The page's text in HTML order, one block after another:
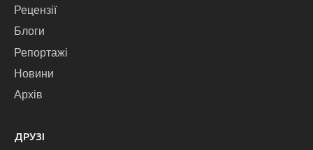
Рецензії
Блоги
Репортажі
Новини
Архів
ДРУЗІ